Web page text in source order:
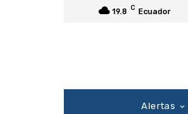
19.8 C Ecuador
Alertas